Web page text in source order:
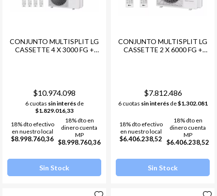
CONJUNTO MULTISPLIT LG
CASSETTE 4 X 3000 FG +
$10.974.098
6 cuotas sin interésde
$1.829.016,33
18% dto efectivo
en nuestro local
$8.998.760,36
18% dto en
dinero cuenta
MP
$8.998.760,36
Sin Stock
CONJUNTO MULTISPLIT LG
CASSETTE 2 X 6000 FG +
$7.812.486
6 cuotas sin interésde$1.302.081
18% dto efectivo
en nuestro local
$6.406.238,52
18% dto en
dinero cuenta
MP
$6.406.238,52
Sin Stock